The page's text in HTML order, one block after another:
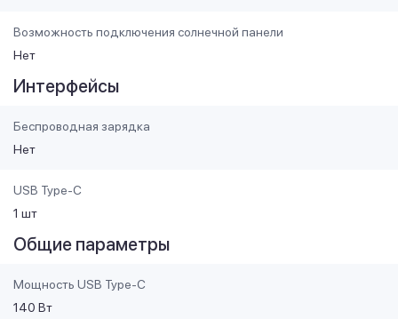
Возможность подключения солнечной панели
Нет
Интерфейсы
Беспроводная зарядка
Нет
USB Type-C
1 шт
Общие параметры
Мощность USB Type-C
140 Вт